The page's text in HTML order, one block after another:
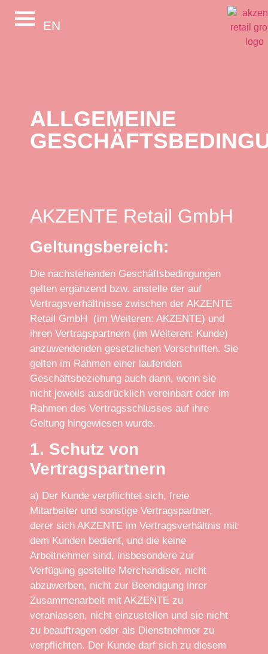
springen
EN
ALLGEMEINE
AKZENTE Retail GmbH
Geltungsbereich:
Die nachstehenden Geschäftsbedingungen
gelten ergänzend bzw. anstelle der auf
Vertragsverhältnisse zwischen der AKZENTE
Retail GmbH (im Weiteren: AKZENTE) und
ihren Vertragspartnern (im Weiteren: Kunde)
anzuwendenden gesetzlichen Vorschriften. Sie
gelten im Rahmen einer laufenden
Geschäftsbeziehung auch dann, wenn sie
nicht jeweils ausdrücklich vereinbart oder im
Rahmen des Vertragsschlusses auf ihre
Geltung hingewiesen wurde.
1. Schutz von
Vertragspartnern
a) Der Kunde verpflichtet sich, freie
Mitarbeiter und sonstige Vertragspartner,
derer sich AKZENTE im Vertragsverhältnis mit
dem Kunden bedient, und die keine
Arbeitnehmer sind, insbesondere zur
Verfügung gestellte Merchandiser, nicht
abzuwerben, nicht zur Beendigung ihrer
Zusammenarbeit mit AKZENTE zu
veranlassen, nicht einzustellen und sie nicht
zu beauftragen oder als Dienstnehmer zu
verpflichten. Der Kunde darf sich zu diesem